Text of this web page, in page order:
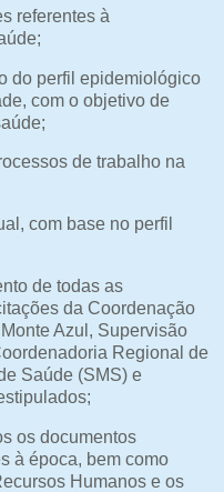
referentes à
do perfil epidemiológico
com o objetivo de
de trabalho na
com base no perfil
de todas as
da Coordenação
Azul, Supervisão
Regional de
Saúde (SMS) e
os documentos
à época, bem como
Humanos e os